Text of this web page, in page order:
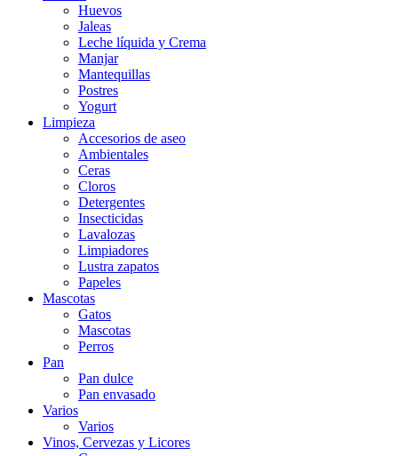
Huevos
Jaleas
Leche líquida y Crema
Manjar
Mantequillas
Postres
Yogurt
Limpieza
Accesorios de aseo
Ambientales
Ceras
Cloros
Detergentes
Insecticidas
Lavalozas
Limpiadores
Lustra zapatos
Papeles
Mascotas
Gatos
Mascotas
Perros
Pan
Pan dulce
Pan envasado
Varios
Varios
Vinos, Cervezas y Licores